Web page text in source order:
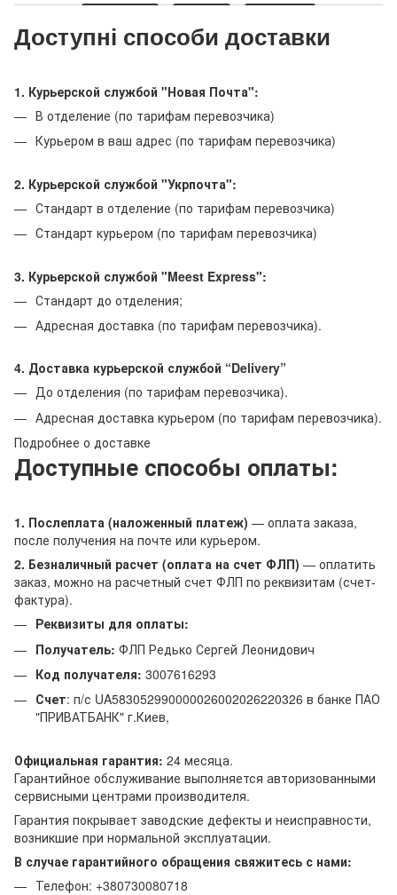
Доступні способи доставки
1. Курьерской службой "Новая Почта":
В отделение (по тарифам перевозчика)
Курьером в ваш адрес (по тарифам перевозчика)
2. Курьерской службой "Укрпочта":
Стандарт в отделение (по тарифам перевозчика)
Стандарт курьером (по тарифам перевозчика)
3. Курьерской службой "Meest Express":
Стандарт до отделения;
Адресная доставка (по тарифам перевозчика).
4. Доставка курьерской службой “Delivery”
До отделения (по тарифам перевозчика).
Адресная доставка курьером (по тарифам перевозчика).
Подробнее о доставке
Доступные способы оплаты:
1. Послеплата (наложенный платеж) — оплата заказа,
после получения на почте или курьером.
2. Безналичный расчет (оплата на счет ФЛП) — оплатить
заказ, можно на расчетный счет ФЛП по реквизитам (счет-
фактура).
Реквизиты для оплаты:
Получатель: ФЛП Редько Сергей Леонидович
Код получателя: 3007616293
Счет: п/с UA583052990000026002026220326 в банке ПАО
"ПРИВАТБАНК" г.Киев,
Официальная гарантия: 24 месяца.
Гарантийное обслуживание выполняется авторизованными
сервисными центрами производителя.
Гарантия покрывает заводские дефекты и неисправности,
возникшие при нормальной эксплуатации.
В случае гарантийного обращения свяжитесь с нами:
Телефон: +380730080718